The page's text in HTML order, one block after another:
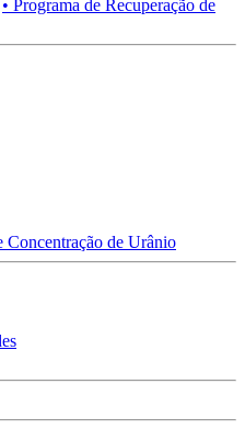
• Programa de Recuperação de
Concentração de Urânio